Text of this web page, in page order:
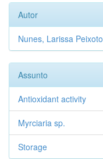
Autor
Nunes, Larissa Peixoto
Assunto
Antioxidant activity
Myrciaria sp.
Storage